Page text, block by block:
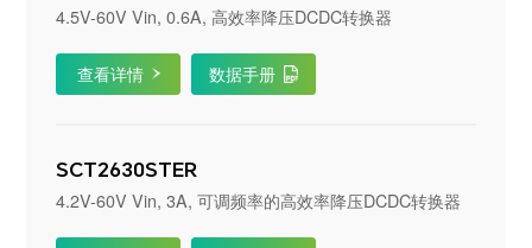
4.5V-60V Vin, 0.6A, 高效率降压DCDC转换器
查看详情 数据手册
SCT2630STER
4.2V-60V Vin, 3A, 可调频率的高效率降压DCDC转换器